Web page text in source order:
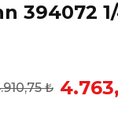
394072
₺